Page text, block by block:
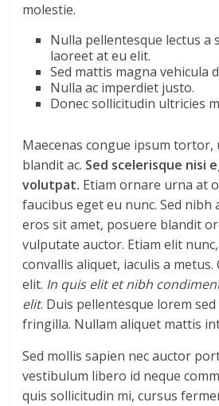
molestie.
Nulla pellentesque lectus a
laoreet at eu elit.
Sed mattis magna vehicula
Nulla ac imperdiet justo.
Donec sollicitudin ultricies
Maecenas congue ipsum
blandit ac. Sed scelerisque nisi
volutpat. Etiam ornare urna at
faucibus eget eu nunc. Sed nibh
eros sit amet, posuere blandit
vulputate auctor. Etiam elit
convallis aliquet, iaculis a metus.
elit. In quis elit et nibh
elit. Duis pellentesque lorem
fringilla. Nullam aliquet mattis
Sed mollis sapien nec auctor
vestibulum libero id neque
quis sollicitudin mi, cursus